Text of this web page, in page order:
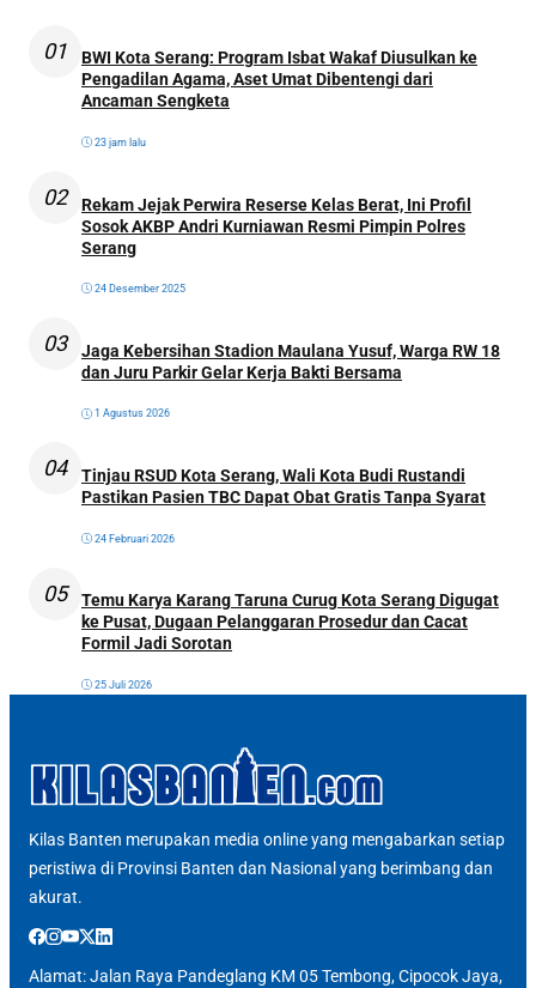
01
BWI Kota Serang: Program Isbat Wakaf Diusulkan ke
Pengadilan Agama, Aset Umat Dibentengi dari
Ancaman Sengketa
23 jam lalu
02
Rekam Jejak Perwira Reserse Kelas Berat, Ini Profil
Sosok AKBP Andri Kurniawan Resmi Pimpin Polres
Serang
24 Desember 2025
03
Jaga Kebersihan Stadion Maulana Yusuf, Warga RW 18
dan Juru Parkir Gelar Kerja Bakti Bersama
1 Agustus 2026
04
Tinjau RSUD Kota Serang, Wali Kota Budi Rustandi
Pastikan Pasien TBC Dapat Obat Gratis Tanpa Syarat
24 Februari 2026
05
Temu Karya Karang Taruna Curug Kota Serang Digugat
ke Pusat, Dugaan Pelanggaran Prosedur dan Cacat
Formil Jadi Sorotan
25 Juli 2026
Kilas Banten merupakan media online yang mengabarkan setiap
peristiwa di Provinsi Banten dan Nasional yang berimbang dan
akurat.
Alamat: Jalan Raya Pandeglang KM 05 Tembong, Cipocok Jaya,